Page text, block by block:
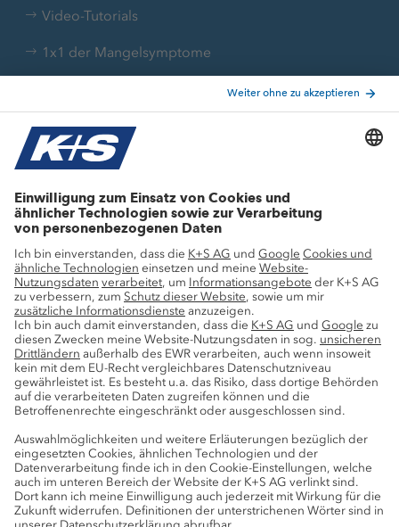
Video-Tutorials
1x1 der Mangelsymptome
Nährstoffumrechner
Forschung
Beratung